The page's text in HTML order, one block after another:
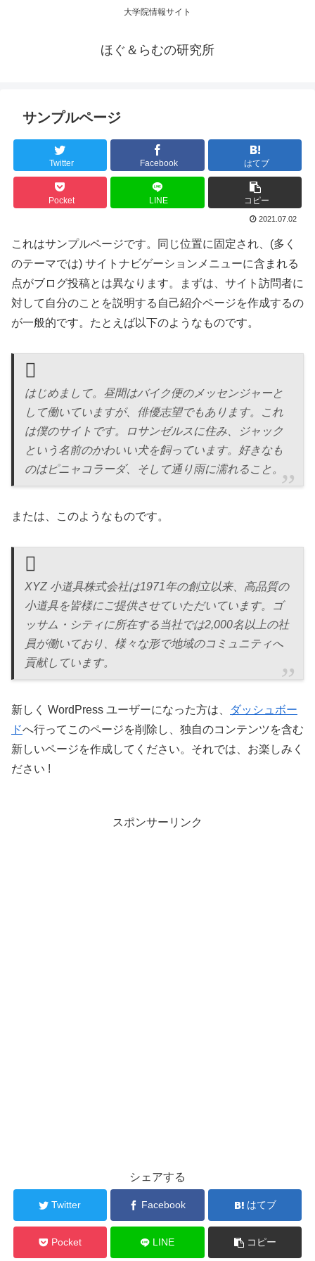
大学院情報サイト
ほぐ＆らむの研究所
サンプルページ
Twitter Facebook はてブ
Pocket LINE コピー
2021.07.02
これはサンプルページです。同じ位置に固定され、(多く
のテーマでは) サイトナビゲーションメニューに含まれる
点がブログ投稿とは異なります。まずは、サイト訪問者に
対して自分のことを説明する自己紹介ページを作成するの
が一般的です。たとえば以下のようなものです。
はじめまして。昼間はバイク便のメッセンジャーと
して働いていますが、俳優志望でもあります。これ
は僕のサイトです。ロサンゼルスに住み、ジャック
という名前のかわいい犬を飼っています。好きなも
のはピニャコラーダ、そして通り雨に濡れること。
または、このようなものです。
XYZ 小道具株式会社は1971年の創立以来、高品質の
小道具を皆様にご提供させていただいています。ゴ
ッサム・シティに所在する当社では2,000名以上の社
員が働いており、様々な形で地域のコミュニティへ
貢献しています。
新しく WordPress ユーザーになった方は、
ダッシュボー
ドへ行ってこのページを削除し、独自のコンテンツを含む
新しいページを作成してください。それでは、お楽しみく
ださい !
スポンサーリンク
シェアする
Twitter Facebook はてブ
Pocket LINE コピー